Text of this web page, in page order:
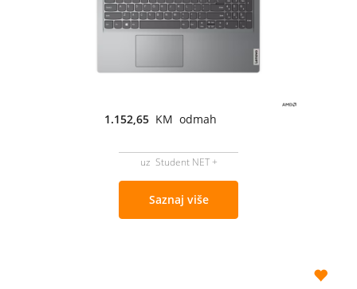
1.152,65 KM odmah
uz Student NET +
Saznaj više